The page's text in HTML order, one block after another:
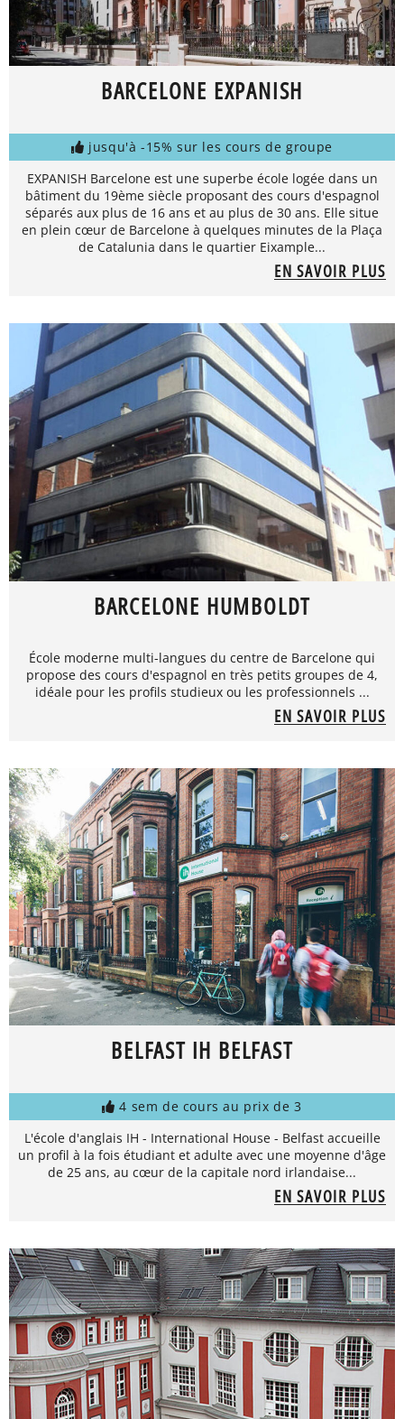
BARCELONE EXPANISH
jusqu'à -15% sur les cours de groupe
EXPANISH Barcelone est une superbe école logée dans un
bâtiment du 19ème siècle proposant des cours d'espagnol
séparés aux plus de 16 ans et au plus de 30 ans. Elle situe
en plein cœur de Barcelone à quelques minutes de la Plaça
de Catalunia dans le quartier Eixample...
EN SAVOIR PLUS
BARCELONE HUMBOLDT
École moderne multi-langues du centre de Barcelone qui
propose des cours d'espagnol en très petits groupes de 4,
idéale pour les profils studieux ou les professionnels ...
EN SAVOIR PLUS
BELFAST IH BELFAST
4 sem de cours au prix de 3
L'école d'anglais IH - International House - Belfast accueille
un profil à la fois étudiant et adulte avec une moyenne d'âge
de 25 ans, au cœur de la capitale nord irlandaise...
EN SAVOIR PLUS